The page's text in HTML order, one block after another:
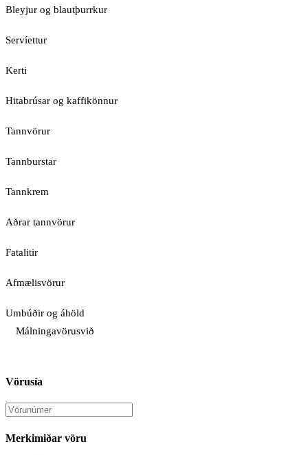
Bleyjur og blautþurrkur
Servíettur
Kerti
Hitabrúsar og kaffikönnur
Tannvörur
Tannburstar
Tannkrem
Aðrar tannvörur
Fatalitir
Afmælisvörur
Umbúðir og áhöld
Málningavörusvið
Vörusía
Merkimiðar vöru